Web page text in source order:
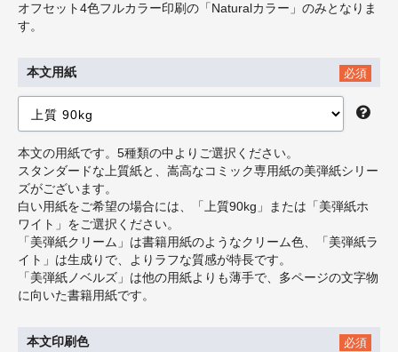
オフセット4色フルカラー印刷の「Naturalカラー」のみとなりま
す。
本文用紙 必須
本文の用紙です。5種類の中よりご選択ください。
スタンダードな上質紙と、嵩高なコミック専用紙の美弾紙シリー
ズがございます。
白い用紙をご希望の場合には、「上質90kg」または「美弾紙ホ
ワイト」をご選択ください。
「美弾紙クリーム」は書籍用紙のようなクリーム色、「美弾紙ラ
イト」は生成りで、よりラフな質感が特長です。
「美弾紙ノベルズ」は他の用紙よりも薄手で、多ページの文字物
に向いた書籍用紙です。
本文印刷色 必須